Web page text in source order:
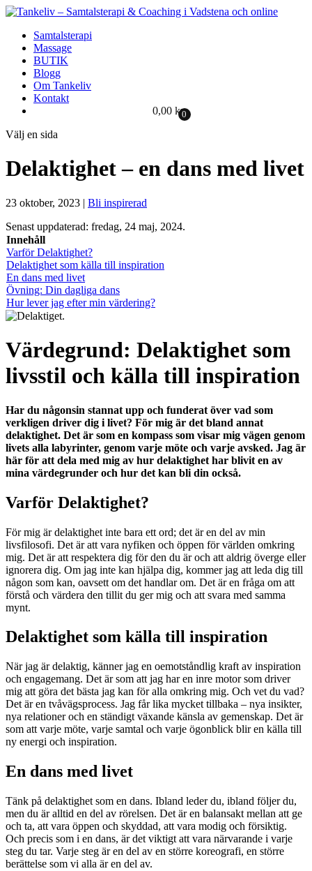
Samtalsterapi
Massage
BUTIK
Blogg
Om Tankeliv
Kontakt
0,00 kr0
Välj en sida
Delaktighet – en dans med livet
23 oktober, 2023 | Bli inspirerad
Senast uppdaterad: fredag, 24 maj, 2024.
Innehåll
Varför Delaktighet?
Delaktighet som källa till inspiration
En dans med livet
Övning: Din dagliga dans
Hur lever jag efter min värdering?
Värdegrund: Delaktighet som
livsstil och källa till inspiration
Har du någonsin stannat upp och funderat över vad som
verkligen driver dig i livet? För mig är det bland annat
delaktighet. Det är som en kompass som visar mig vägen genom
livets alla labyrinter, genom varje möte och varje avsked. Jag är
här för att dela med mig av hur delaktighet har blivit en av
mina värdegrunder och hur det kan bli din också.
Varför Delaktighet?
För mig är delaktighet inte bara ett ord; det är en del av min
livsfilosofi. Det är att vara nyfiken och öppen för världen omkring
mig. Det är att respektera dig för den du är och att aldrig överge eller
ignorera dig. Om jag inte kan hjälpa dig, kommer jag att leda dig till
någon som kan, oavsett om det handlar om. Det är en fråga om att
förstå och värdera den tillit du ger mig och att svara med samma
mynt.
Delaktighet som källa till inspiration
När jag är delaktig, känner jag en oemotståndlig kraft av inspiration
och engagemang. Det är som att jag har en inre motor som driver
mig att göra det bästa jag kan för alla omkring mig. Och vet du vad?
Det är en tvåvägsprocess. Jag får lika mycket tillbaka – nya insikter,
nya relationer och en ständigt växande känsla av gemenskap. Det är
som att varje möte, varje samtal och varje ögonblick blir en källa till
ny energi och inspiration.
En dans med livet
Tänk på delaktighet som en dans. Ibland leder du, ibland följer du,
men du är alltid en del av rörelsen. Det är en balansakt mellan att ge
och ta, att vara öppen och skyddad, att vara modig och försiktig.
Och precis som i en dans, är det viktigt att vara närvarande i varje
steg du tar. Varje steg är en del av en större koreografi, en större
berättelse som vi alla är en del av.